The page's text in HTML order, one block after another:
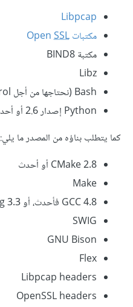
Libpcap
مكتبات OpenSSL
مكتبة BIND8
Libz
Bash (نحتاجها من أجل BroControl)
Python إصدار 2.6 أو أحدث (من أجل BroControl)
كما يتطلب بناؤه من المصدر ما يلي:
CMake 2.8 أو أحدث
Make
GCC 4.8 فأحدث، أو Clang 3.3 فأحدث
SWIG
GNU Bison
Flex
Libpcap headers
OpenSSL headers